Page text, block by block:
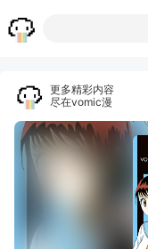
更多精彩内容
尽在vomic漫